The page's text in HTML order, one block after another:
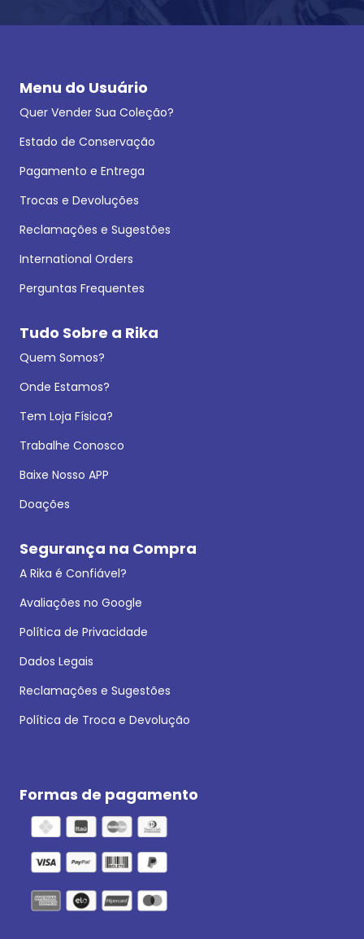
Menu do Usuário
Quer Vender Sua Coleção?
Estado de Conservação
Pagamento e Entrega
Trocas e Devoluções
Reclamações e Sugestões
International Orders
Perguntas Frequentes
Tudo Sobre a Rika
Quem Somos?
Onde Estamos?
Tem Loja Física?
Trabalhe Conosco
Baixe Nosso APP
Doações
Segurança na Compra
A Rika é Confiável?
Avaliações no Google
Política de Privacidade
Dados Legais
Reclamações e Sugestões
Política de Troca e Devolução
Formas de pagamento